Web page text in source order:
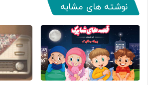
نوشته های مشابه